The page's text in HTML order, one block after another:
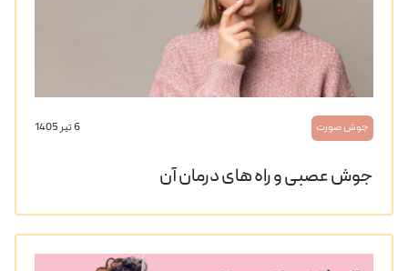
جوش صورت 6 تیر 1405
جوش عصبی و راه های درمان آن